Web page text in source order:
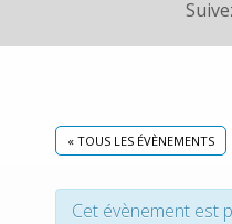
« TOUS LES ÉVÈNEMENTS
Cet évènement est